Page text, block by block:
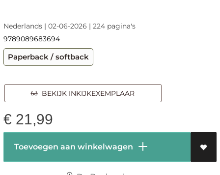
Nederlands | 02-06-2026 | 224 pagina's
9789089683694
Paperback / softback
BEKIJK INKIJKEXEMPLAAR
€ 21,99
Toevoegen aan winkelwagen